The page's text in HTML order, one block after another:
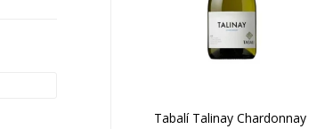
Tabalí Talinay Chardonnay